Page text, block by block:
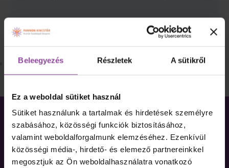
Beleegyezés Részletek A sütikről
Ez a weboldal sütiket használ
Sütiket használunk a tartalmak és hirdetések személyre
szabásához, közösségi funkciók biztosításához,
valamint weboldalforgalmunk elemzéséhez. Ezenkívül
közösségi média-, hirdető- és elemező partnereinkkel
megosztjuk az Ön weboldalhasználatra vonatkozó
Tananyagegységek